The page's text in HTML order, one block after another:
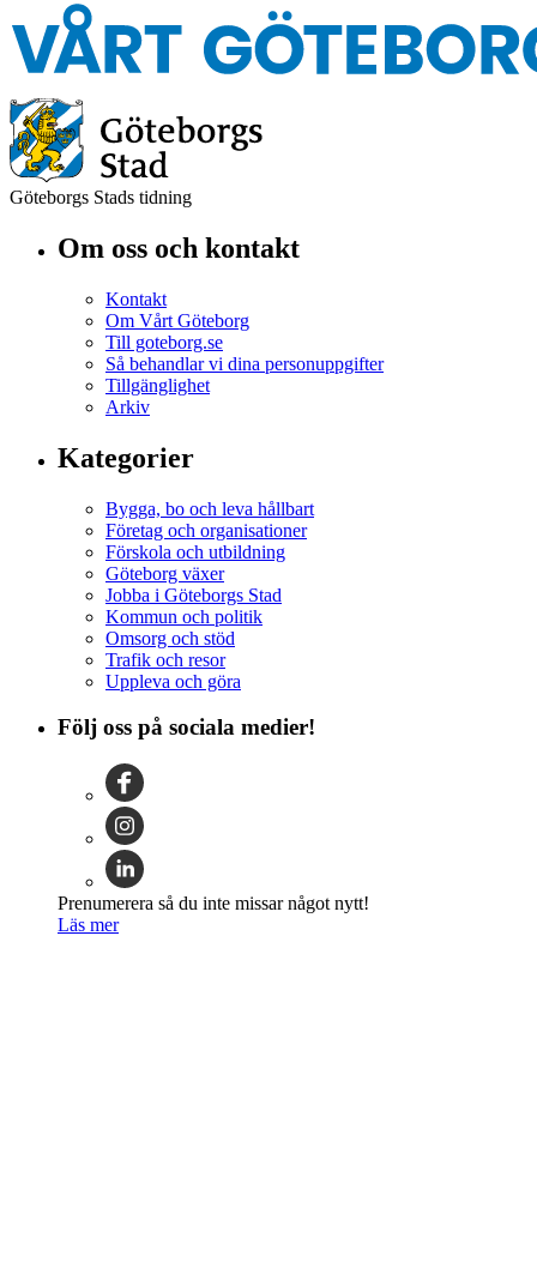
Göteborgs Stads tidning
Om oss och kontakt
Kontakt
Om Vårt Göteborg
Till goteborg.se
Så behandlar vi dina personuppgifter
Tillgänglighet
Arkiv
Kategorier
Bygga, bo och leva hållbart
Företag och organisationer
Förskola och utbildning
Göteborg växer
Jobba i Göteborgs Stad
Kommun och politik
Omsorg och stöd
Trafik och resor
Uppleva och göra
Följ oss på sociala medier!
Prenumerera så du inte missar något nytt!
Läs mer